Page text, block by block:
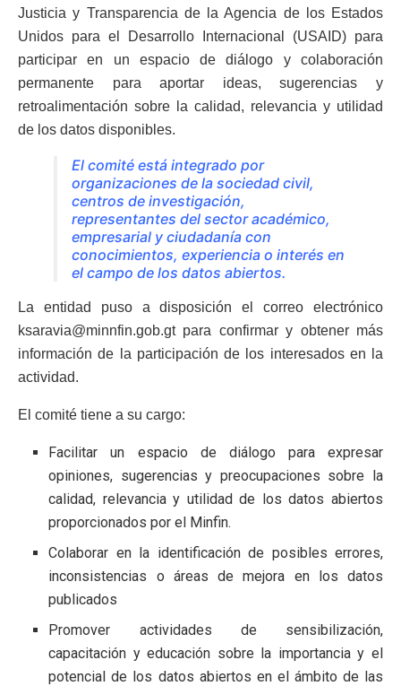
Justicia y Transparencia de la Agencia de los Estados
Unidos para el Desarrollo Internacional (USAID) para
participar en un espacio de diálogo y colaboración
permanente para aportar ideas, sugerencias y
retroalimentación sobre la calidad, relevancia y utilidad
de los datos disponibles.
El comité está integrado por
organizaciones de la sociedad civil,
centros de investigación,
representantes del sector académico,
empresarial y ciudadanía con
conocimientos, experiencia o interés en
el campo de los datos abiertos.
La entidad puso a disposición el correo electrónico
ksaravia@minnfin.gob.gt para confirmar y obtener más
información de la participación de los interesados en la
actividad.
El comité tiene a su cargo:
Facilitar un espacio de diálogo para expresar
opiniones, sugerencias y preocupaciones sobre la
calidad, relevancia y utilidad de los datos abiertos
proporcionados por el Minfin.
Colaborar en la identificación de posibles errores,
inconsistencias o áreas de mejora en los datos
publicados
Promover actividades de sensibilización,
capacitación y educación sobre la importancia y el
potencial de los datos abiertos en el ámbito de las